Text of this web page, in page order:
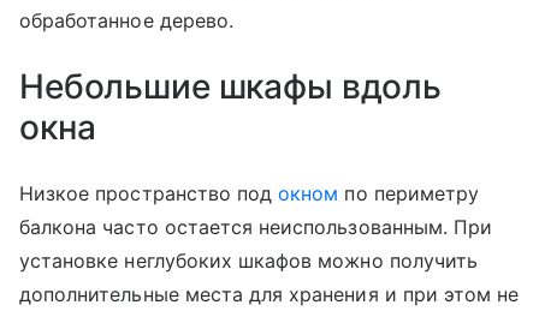
обработанное дерево.
Небольшие шкафы вдоль
окна
Низкое пространство подокном по периметру
балкона часто остается неиспользованным. При
установке неглубоких шкафов можно получить
дополнительные места для хранения и при этом не